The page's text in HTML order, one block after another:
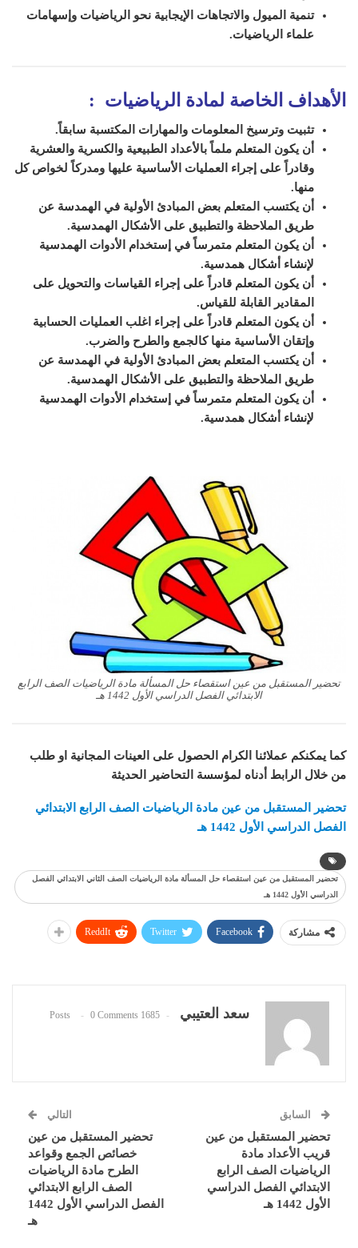
تنمية الميول والاتجاهات الإيجابية نحو الرياضيات وإسهامات
علماء الرياضيات.
الأهداف الخاصة لمادة الرياضيات :
تثبيت وترسيخ المعلومات والمهارات المكتسبة سابقاً.
أن يكون المتعلم ملماً بالأعداد الطبيعية والكسرية والعشرية
وقادراً على إجراء العمليات الأساسية عليها ومدركاً لخواص كل
منها.
أن يكتسب المتعلم بعض المبادئ الأولية في الهمدسة عن
طريق الملاحظة والتطبيق على الأشكال الهمدسية.
أن يكون المتعلم متمرساً في إستخدام الأدوات الهمدسية
لإنشاء أشكال همدسية.
أن يكون المتعلم قادراً على إجراء القياسات والتحويل على
المقادير القابلة للقياس.
أن يكون المتعلم قادراً على إجراء اغلب العمليات الحسابية
وإتقان الأساسية منها كالجمع والطرح والضرب.
أن يكتسب المتعلم بعض المبادئ الأولية في الهمدسة عن
طريق الملاحظة والتطبيق على الأشكال الهمدسية.
أن يكون المتعلم متمرساً في إستخدام الأدوات الهمدسية
لإنشاء أشكال همدسية.
تحضير المستقبل من عين استقصاء حل المسألة مادة الرياضيات الصف الرابع
الابتدائي الفصل الدراسي الأول 1442 هـ
كما يمكنكم عملائنا الكرام الحصول على العينات المجانية او طلب
من خلال الرابط أدناه لمؤسسة التحاضير الحديثة
تحضير المستقبل من عين مادة الرياضيات
الصف الرابع الابتدائي
الفصل الدراسي الأول 1442 هـ
تحضير المستقبل من عين استقصاء حل المسألة مادة الرياضيات الصف الثاني الابتدائي الفصل
الدراسي الأول 1442 هـ
مشاركة Facebook
Twitter
ReddIt
سعد العتيبي 1685 Posts
0 Comments
السابق
تحضير المستقبل من عين
قريب الأعداد مادة
الرياضيات الصف الرابع
الابتدائي الفصل الدراسي
الأول 1442 هـ
التالي
تحضير المستقبل من عين
خصائص الجمع وقواعد
الطرح مادة الرياضيات
الصف الرابع الابتدائي
الفصل الدراسي الأول 1442
هـ